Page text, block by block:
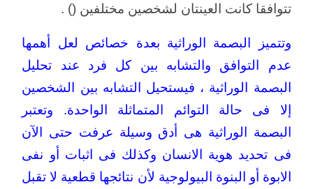
تتوافقا كانت العينتان لشخصين مختلفين () .
وتتميز البصمة الوراثية بعدة خصائص لعل أهمها
عدم التوافق والتشابه بين كل فرد عند تحليل
البصمة الوراثية ، فيستحيل التشابه بين الشخصين
إلا فى حالة التوائم المتماثلة الواحدة. وتعتبر
البصمة الوراثية هى أدق وسيلة عرفت حتى الآن
فى تحديد هوية الانسان وكذلك فى اثبات أو نفى
الابوة أو البنوة البيولوجية لأن نتائجها قطعية لا تقبل